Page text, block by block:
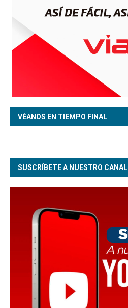
VÉANOS EN TIEMPO FINAL
SUSCRÍBETE A NUESTRO CANAL